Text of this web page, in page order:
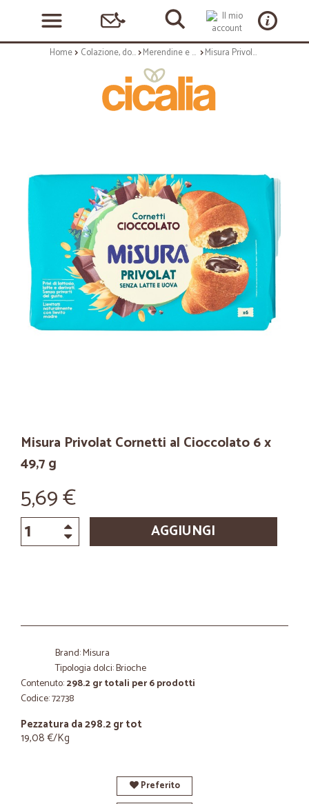
Home Colazione, dolciumi e snack Merendine e torte confezionate Misura Privolat Cornetti al Cioccolato 6 x 49,7 g
Misura Privolat Cornetti al Cioccolato 6 x
49,7 g
5,69 €
AGGIUNGI
Brand: Misura
Tipologia dolci: Brioche
Contenuto:298.2 gr totali per 6 prodotti
Codice: 72738
Pezzatura da 298.2 gr tot
19,08 €/Kg
Preferito